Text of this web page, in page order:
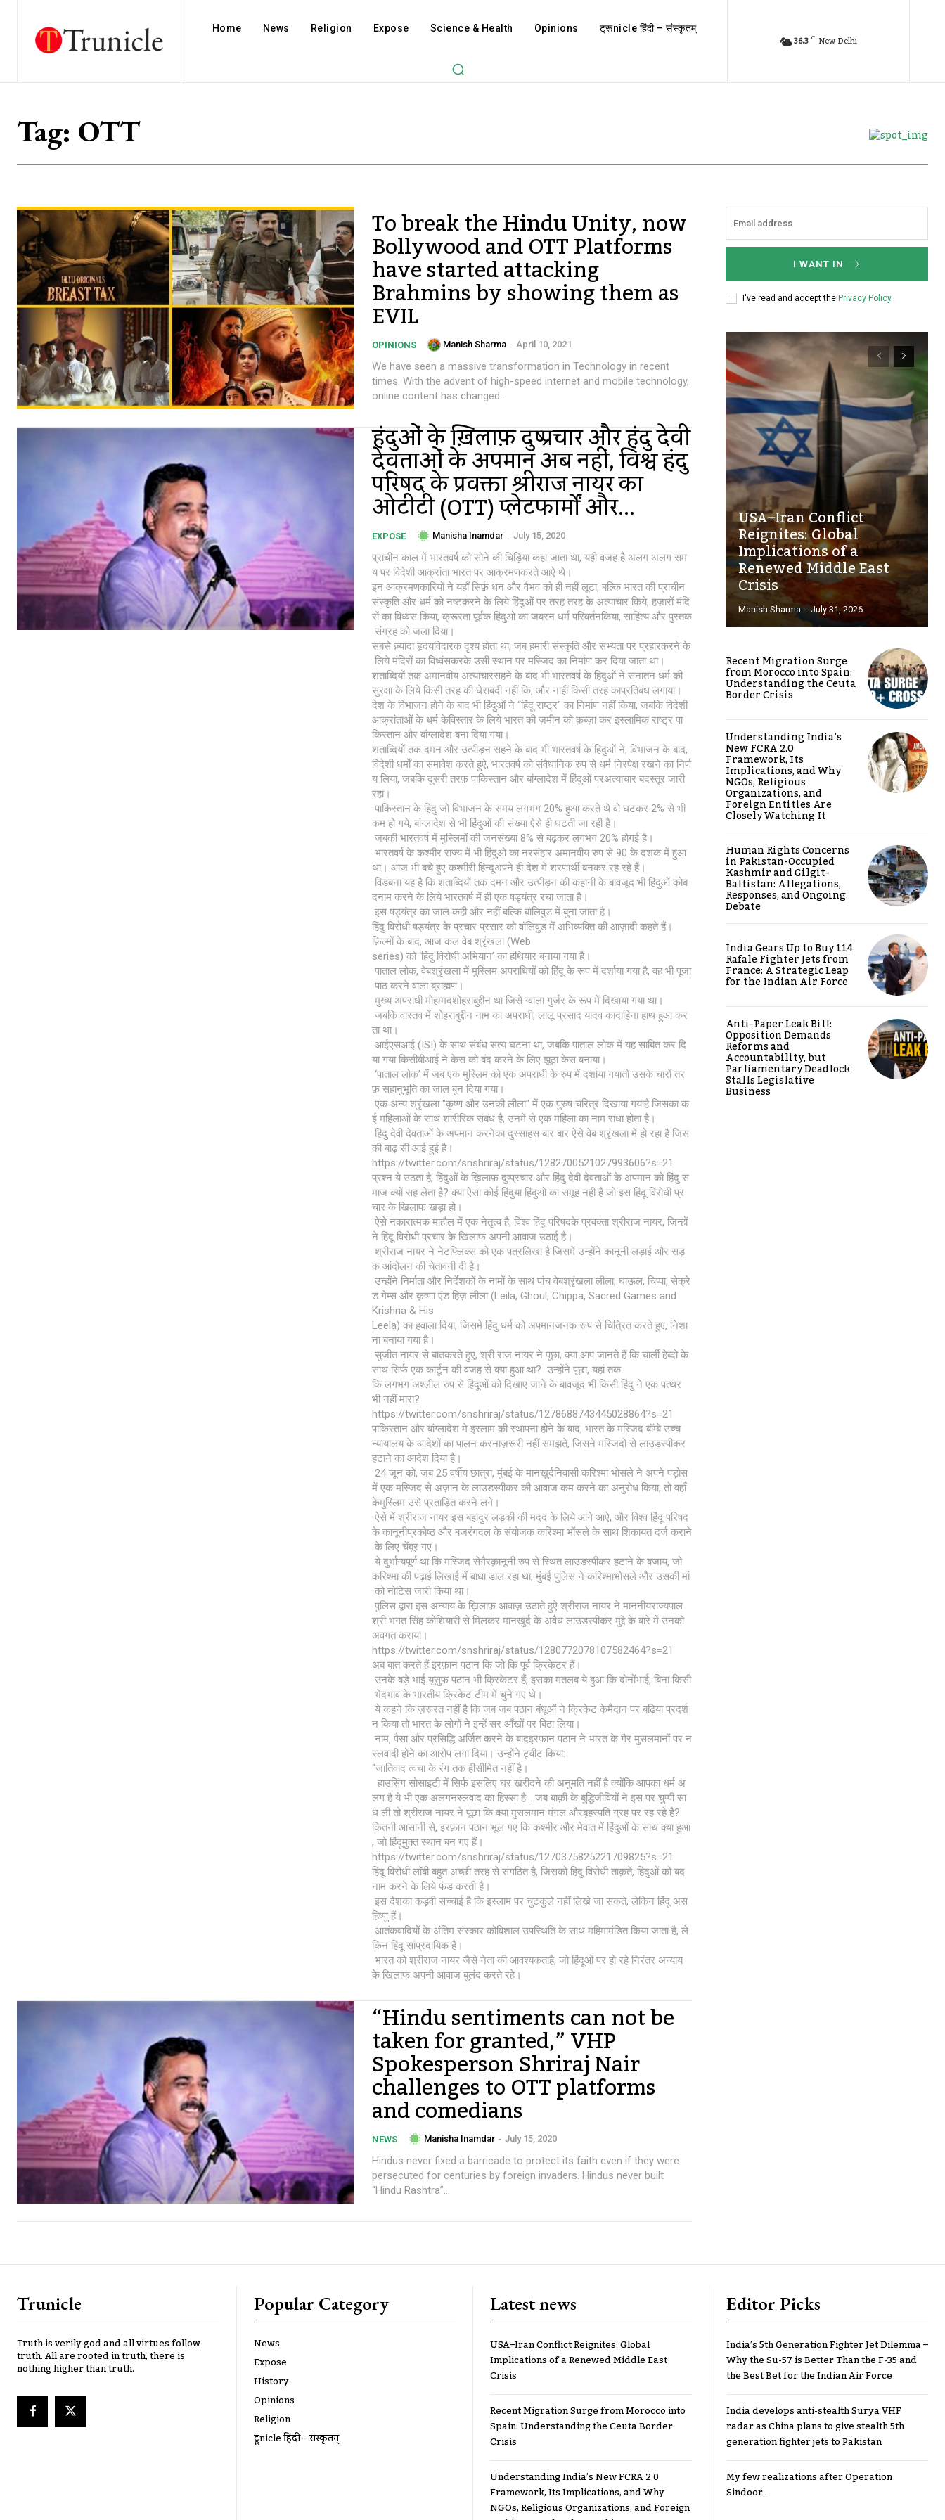
Home News Religion Expose Science & Health Opinions ट्रूnicle हिंदी – संस्कृतम्
36.3 C New Delhi
Tag: OTT
To break the Hindu Unity, now
Bollywood and OTT Platforms
have started attacking
Brahmins by showing them as
EVIL
OPINIONS Manish Sharma - April 10, 2021
We have seen a massive transformation in Technology in recent
times. With the advent of high-speed internet and mobile technology,
online content has changed...
हिंदुओं के ख़िलाफ़ दुष्प्रचार और हिंदु देवी
देवताओं के अपमान अब नहीं, विश्व हिंदु
परिषद के प्रवक्ता श्रीराज नायर का
ओटीटी (OTT) प्लेटफार्मों और...
EXPOSE Manisha Inamdar - July 15, 2020
प्राचीन काल में भारतवर्ष को सोने की चिड़िया कहा जाता था, यही वजह है अलग अलग सम
य पर विदेशी आक्रांता भारत पर आक्रमणकरते आऐ थे।
इन आक्रमणकारियों ने यहाँ सिर्फ़ धन और वैभव को ही नहीं लूटा, बल्कि भारत की प्राचीन
संस्कृति और धर्म को नष्टकरने के लिये हिंदुओं पर तरह तरह के अत्याचार किये, हज़ारों मंदि
रों का विध्वंस किया, क्रूरता पूर्वक हिंदुओं का जबरन धर्म परिवर्तनकिया, साहित्य और पुस्तक
संग्रह को जला दिया।
सबसे ज़्यादा हृदयविदारक दृश्य होता था, जब हमारी संस्कृति और सभ्यता पर प्रहारकरने के
लिये मंदिरों का विध्वंसकरके उसी स्थान पर मस्जिद का निर्माण कर दिया जाता था।
शताब्दियों तक अमानवीय अत्याचारसहने के बाद भी भारतवर्ष के हिंदुओं ने सनातन धर्म की
सुरक्षा के लिये किसी तरह की घेराबंदी नहीं कि, और नाहीं किसी तरह काप्रतिबंध लगाया।
देश के विभाजन होने के बाद भी हिंदुओं ने “हिंदू राष्ट्र" का निर्माण नहीं किया, जबकि विदेशी
आक्रांताओं के धर्म केविस्तार के लिये भारत की ज़मीन को क़ब्ज़ा कर इस्लामिक राष्ट्र पा
किस्तान और बांग्लादेश बना दिया गया।
शताब्दियों तक दमन और उत्पीड़न सहने के बाद भी भारतवर्ष के हिंदुओं ने, विभाजन के बाद,
विदेशी धर्मों का समावेश करते हुऐ, भारतवर्ष को संवैधानिक रुप से धर्म निरपेक्ष रखने का निर्ण
य लिया, जबकि दूसरी तरफ़ पाकिस्तान और बांग्लादेश में हिंदुओं परअत्याचार बदस्तूर जारी
रहा।
पाकिस्तान के हिंदु जो विभाजन के समय लगभग 20% हुआ करते थे वो घटकर 2% से भी
कम हो गये, बांग्लादेश से भी हिंदुओं की संख्या ऐसे ही घटती जा रही है।
जबकी भारतवर्ष में मुस्लिमों की जनसंख्या 8% से बढ़कर लगभग 20% होगई है।
भारतवर्ष के कश्मीर राज्य में भी हिंदुओ का नरसंहार अमानवीय रुप से 90 के दशक में हुआ
था। आज भी बचे हुए कश्मीरी हिन्दूअपने ही देश में शरणार्थी बनकर रह रहे हैं।
विडंबना यह है कि शताब्दियों तक दमन और उत्पीड़न की कहानी के बावजूद भी हिंदुओं कोब
दनाम करने के लिये भारतवर्ष में ही एक षड्यंत्र रचा जाता है।
इस षड्यंत्र का जाल कही और नहीं बल्कि बॉलिवुड में बुना जाता है।
हिंदु विरोधी षड्यंत्र के प्रचार प्रसार को वॉलिवुड में अभिव्यक्ति की आज़ादी कहते हैं।
फ़िल्मों के बाद, आज कल वेब श्रृंखला (Web
series) को ‘हिंदु विरोधी अभियान’ का हथियार बनाया गया है।
पाताल लोक, वेबश्रृंखला में मुस्लिम अपराधियों को हिंदू के रूप में दर्शाया गया है, वह भी पूजा
पाठ करने वाला ब्राह्मण।
मुख्य अपराधी मोहम्मदशोहराबुद्दीन था जिसे ग्वाला गुर्जर के रूप में दिखाया गया था।
जबकि वास्तव में शोहराबुद्दीन नाम का अपराधी, लालू प्रसाद यादव कादाहिना हाथ हुआ कर
ता था।
आईएसआई (ISI) के साथ संबंध सत्य घटना था, जबकि पाताल लोक में यह साबित कर दि
या गया किसीबीआई ने केस को बंद करने के लिए झूठा केस बनाया।
‘पाताल लोक’ में जब एक मुस्लिम को एक अपराधी के रुप में दर्शाया गयातो उसके चारों तर
फ़ सहानुभूति का जाल बुन दिया गया।
एक अन्य श्रृंखला "कृष्ण और उनकी लीला" में एक पुरुष चरित्र दिखाया गयाहै जिसका क
ई महिलाओं के साथ शारीरिक संबंध है, उनमें से एक महिला का नाम राधा होता है।
हिंदु देवी देवताओं के अपमान करनेका दुस्साहस बार बार ऐसे वेब श्रृंखला में हो रहा है जिस
की बाढ़ सी आई हुई है।
https://twitter.com/snshriraj/status/1282700521027993606?s=21
प्रश्न ये उठता है, हिंदुओं के ख़िलाफ़ दुष्प्रचार और हिंदु देवी देवताओं के अपमान को हिंदु स
माज क्यों सह लेता है? क्या ऐसा कोई हिंदुया हिंदुओं का समूह नहीं है जो इस हिंदू विरोधी प्र
चार के खिलाफ खड़ा हो।
ऐसे नकारात्मक माहौल में एक नेतृत्व है, विश्व हिंदु परिषदके प्रवक्ता श्रीराज नायर, जिन्हों
ने हिंदू विरोधी प्रचार के खिलाफ अपनी आवाज उठाई है।
श्रीराज नायर ने नेटफ्लिक्स को एक पत्रलिखा है जिसमें उन्होंने कानूनी लड़ाई और सड़
क आंदोलन की चेतावनी दी है।
उन्होंने निर्माता और निर्देशकों के नामों के साथ पांच वेबश्रृंखला लीला, घाऊल, चिप्पा, सेक्रे
ड गेम्स और कृष्णा एंड हिज़ लीला (Leila, Ghoul, Chippa, Sacred Games and
Krishna & His
Leela) का हवाला दिया, जिसमे हिंदु धर्म को अपमानजनक रूप से चित्रित करते हुए, निशा
ना बनाया गया है।
सुजीत नायर से बातकरते हुए, श्री राज नायर ने पूछा, क्या आप जानते हैं कि चार्ली हेब्दो के
साथ सिर्फ एक कार्टून की वजह से क्या हुआ था? उन्होंने पूछा, यहां तक ​​
कि लगभग अश्लील रुप से हिंदूओं को दिखाए जाने के बावजूद भी किसी हिंदु ने एक पत्थर
भी नहीं मारा?
https://twitter.com/snshriraj/status/1278688743445028864?s=21
पाकिस्तान और बांग्लादेश मे इस्लाम की स्थापना होने के बाद, भारत के मस्जिद बॉम्बे उच्च
न्यायालय के आदेशों का पालन करनाज़रूरी नहीं समझते, जिसने मस्जिदों से लाउडस्पीकर
हटाने का आदेश दिया है।
24 जून को, जब 25 वर्षीय छात्रा, मुंबई के मानखुर्दनिवासी करिश्मा भोसले ने अपने पड़ोस
में एक मस्जिद से अज़ान के लाउडस्पीकर की आवाज कम करने का अनुरोध किया, तो वहाँ
केमुस्लिम उसे प्रताड़ित करने लगे।
ऐसे में श्रीराज नायर इस बहादुर लड़की की मदद के लिये आगे आऐ, और विश्व हिंदू परिषद
के कानूनीप्रकोष्ठ और बजरंगदल के संयोजक करिश्मा भोंसले के साथ शिकायत दर्ज कराने
के लिए चेंबूर गए।
ये दुर्भाग्यपूर्ण था कि मस्जिद सेग़ैरक़ानूनी रुप से स्थित लाउडस्पीकर हटाने के बजाय, जो
करिश्मा की पढ़ाई लिखाई में बाधा डाल रहा था, मुंबई पुलिस ने करिश्माभोसले और उसकी मां
को नोटिस जारी किया था।
पुलिस द्वारा इस अन्याय के ख़िलाफ़ आवाज़ उठाते हुऐ श्रीराज नायर ने माननीयराज्यपाल
श्री भगत सिंह कोशियारी से मिलकर मानखुर्द के अवैध लाउडस्पीकर मुद्दे के बारे में उनको
अवगत कराया।
https://twitter.com/snshriraj/status/1280772078107582464?s=21
अब बात करते हैं इरफ़ान पठान कि जो कि पूर्व क्रिकेटर हैं।
उनके बड़े भाई यूसुफ पठान भी क्रिकेटर हैं, इसका मतलब ये हुआ कि दोनोंभाई, बिना किसी
भेदभाव के भारतीय क्रिकेट टीम में चुने गए थे।
ये कहने कि ज़रूरत नहीं है कि जब जब पठान बंधूओं ने क्रिकेट केमैदान पर बढ़िया प्रदर्श
न किया तो भारत के लोगों ने इन्हें सर आँखों पर बिठा लिया।
नाम, पैसा और प्रसिद्धि अर्जित करने के बादइरफ़ान पठान ने भारत के गैर मुसलमानों पर न
स्लवादी होने का आरोप लगा दिया। उन्होंने ट्वीट किया:
“जातिवाद त्वचा के रंग तक हीसीमित नहीं है।
हाउसिंग सोसाइटी में सिर्फ इसलिए घर खरीदने की अनुमति नहीं है क्योंकि आपका धर्म अ
लग है ये भी एक अलगनस्लवाद का हिस्सा है… जब बाक़ी के बुद्धिजीवियों ने इस पर चुप्पी सा
ध ली तो श्रीराज नायर ने पूछा कि क्या मुसलमान मंगल औरबृहस्पति ग्रह पर रह रहे हैं?
कितनी आसानी से, इरफ़ान पठान भूल गए कि कश्मीर और मेवात में हिंदुओं के साथ क्या हुआ
, जो हिंदूमुक्त स्थान बन गए हैं।
https://twitter.com/snshriraj/status/1270375825221709825?s=21
हिंदू विरोधी लॉबी बहुत अच्छी तरह से संगठित है, जिसको हिदु विरोधी ताक़तें, हिंदुओं को बद
नाम करने के लिये फंड करती है।
इस देशका कड़वी सच्चाई है कि इस्लाम पर चुटकुले नहीं लिखे जा सकते, लेकिन हिंदू अस
हिष्णु हैं।
आतंकवादियों के अंतिम संस्कार कोविशाल उपस्थिति के साथ महिमामंडित किया जाता है, ले
किन हिंदू सांप्रदायिक हैं।
भारत को श्रीराज नायर जैसे नेता की आवश्यकताहै, जो हिंदूओं पर हो रहे निरंतर अन्याय
के खिलाफ अपनी आवाज बुलंद करते रहे।
“Hindu sentiments can not be
taken for granted,” VHP
Spokesperson Shriraj Nair
challenges to OTT platforms
and comedians
NEWS Manisha Inamdar - July 15, 2020
Hindus never fixed a barricade to protect its faith even if they were
persecuted for centuries by foreign invaders. Hindus never built
“Hindu Rashtra”...
I WANT IN
I've read and accept the Privacy Policy.
USA–Iran Conflict
Reignites: Global
Implications of a
Renewed Middle East
Crisis
Manish Sharma - July 31, 2026
Recent Migration Surge
from Morocco into Spain:
Understanding the Ceuta
Border Crisis
Understanding India’s
New FCRA 2.0
Framework, Its
Implications, and Why
NGOs, Religious
Organizations, and
Foreign Entities Are
Closely Watching It
Human Rights Concerns
in Pakistan-Occupied
Kashmir and Gilgit-
Baltistan: Allegations,
Responses, and Ongoing
Debate
India Gears Up to Buy 114
Rafale Fighter Jets from
France: A Strategic Leap
for the Indian Air Force
Anti-Paper Leak Bill:
Opposition Demands
Reforms and
Accountability, but
Parliamentary Deadlock
Stalls Legislative
Business
Trunicle
Truth is verily god and all virtues follow
truth. All are rooted in truth, there is
nothing higher than truth.
Popular Category
News
Expose
History
Opinions
Religion
ट्रूnicle हिंदी – संस्कृतम्
Latest news
USA–Iran Conflict Reignites: Global
Implications of a Renewed Middle East
Crisis
Recent Migration Surge from Morocco into
Spain: Understanding the Ceuta Border
Crisis
Understanding India’s New FCRA 2.0
Framework, Its Implications, and Why
NGOs, Religious Organizations, and Foreign
Editor Picks
India’s 5th Generation Fighter Jet Dilemma –
Why the Su-57 is Better Than the F-35 and
the Best Bet for the Indian Air Force
India develops anti-stealth Surya VHF
radar as China plans to give stealth 5th
generation fighter jets to Pakistan
My few realizations after Operation
Sindoor..